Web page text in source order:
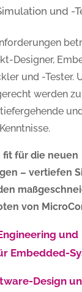
und -
Designer,
und -Tester.
werden
fit für die neuen
– vertiefen
von
und
Embedded-
Design